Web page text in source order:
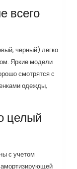
всего
черный) легко
Яркие модели
смотрятся с
одежды,
целый
с учетом